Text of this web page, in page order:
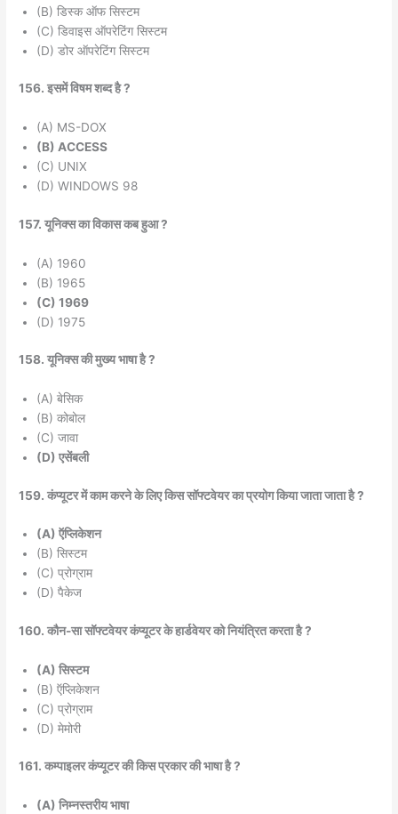
(B) डिस्क ऑफ सिस्टम
(C) डिवाइस ऑपरेटिंग सिस्टम
(D) डोर ऑपरेटिंग सिस्टम
156. इसमें विषम शब्द है ?
(A) MS-DOX
(B) ACCESS
(C) UNIX
(D) WINDOWS 98
157. यूनिक्स का विकास कब हुआ ?
(A) 1960
(B) 1965
(C) 1969
(D) 1975
158. यूनिक्स की मुख्य भाषा है ?
(A) बेसिक
(B) कोबोल
(C) जावा
(D) एसेंबली
159. कंप्यूटर में काम करने के लिए किस सॉफ्टवेयर का प्रयोग किया जाता जाता है ?
(A) ऍप्लिकेशन
(B) सिस्टम
(C) प्रोग्राम
(D) पैकेज
160. कौन-सा सॉफ्टवेयर कंप्यूटर के हार्डवेयर को नियंत्रित करता है ?
(A) सिस्टम
(B) ऍप्लिकेशन
(C) प्रोग्राम
(D) मेमोरी
161. कम्पाइलर कंप्यूटर की किस प्रकार की भाषा है ?
(A) निम्नस्तरीय भाषा